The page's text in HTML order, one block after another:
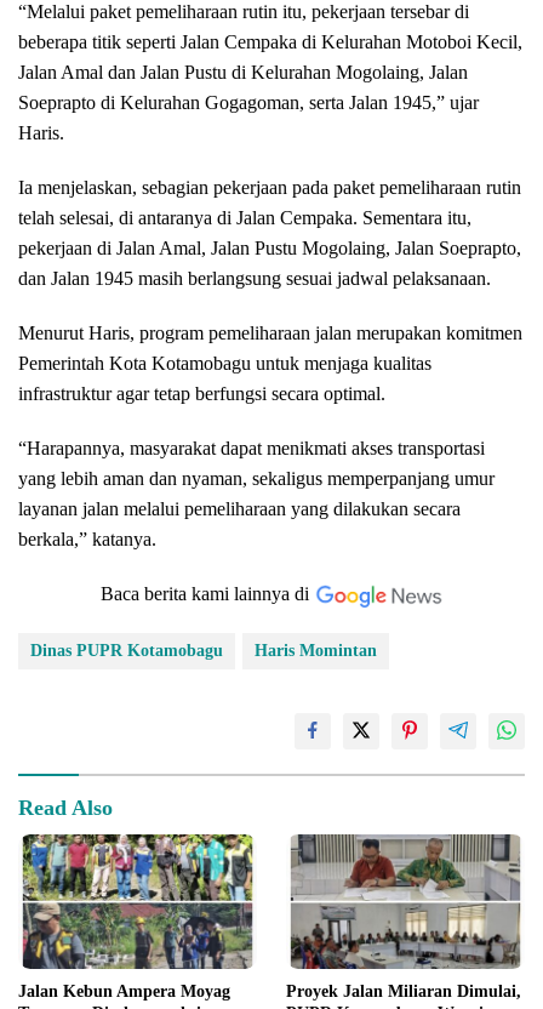
“Melalui paket pemeliharaan rutin itu, pekerjaan tersebar di
beberapa titik seperti Jalan Cempaka di Kelurahan Motoboi Kecil,
Jalan Amal dan Jalan Pustu di Kelurahan Mogolaing, Jalan
Soeprapto di Kelurahan Gogagoman, serta Jalan 1945,” ujar
Haris.
Ia menjelaskan, sebagian pekerjaan pada paket pemeliharaan rutin
telah selesai, di antaranya di Jalan Cempaka. Sementara itu,
pekerjaan di Jalan Amal, Jalan Pustu Mogolaing, Jalan Soeprapto,
dan Jalan 1945 masih berlangsung sesuai jadwal pelaksanaan.
Menurut Haris, program pemeliharaan jalan merupakan komitmen
Pemerintah Kota Kotamobagu untuk menjaga kualitas
infrastruktur agar tetap berfungsi secara optimal.
“Harapannya, masyarakat dapat menikmati akses transportasi
yang lebih aman dan nyaman, sekaligus memperpanjang umur
layanan jalan melalui pemeliharaan yang dilakukan secara
berkala,” katanya.
Baca berita kami lainnya di
Dinas PUPR Kotamobagu Haris Momintan
Read Also
Jalan Kebun Ampera Moyag
Proyek Jalan Miliaran Dimulai,